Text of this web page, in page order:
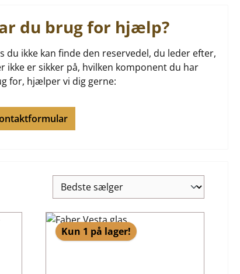
du brug for hjælp?
du ikke kan finde den reservedel, du leder efter,
ikke er sikker på, hvilken komponent du har
for, hjælper vi dig gerne:
Kun 1 på lager!